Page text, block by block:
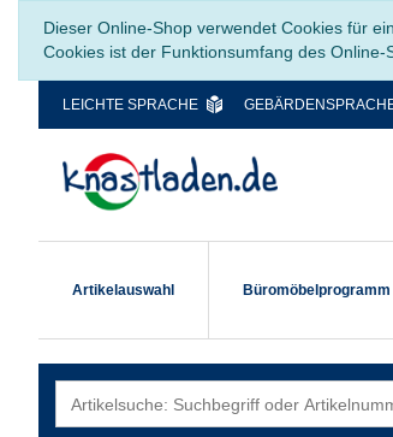
Dieser Online-Shop verwendet Cookies für
Cookies ist der Funktionsumfang des Online-
LEICHTE SPRACHE
Artikelauswahl Büromöbelprogramm